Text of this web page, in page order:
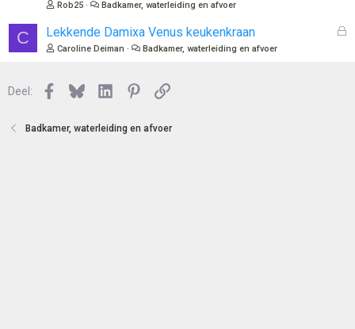
o
Rob25 Badkamer, waterleiding en afvoer
C
G
Lekkende Damixa Venus keukenkraan
Caroline Deiman Badkamer, waterleiding en afvoer
Deel: Facebook
BlueskyLinkedInPinterest
Link
Badkamer, waterleiding en afvoer